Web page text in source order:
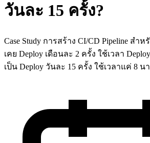
วันละ 15 ครั้ง?
Case Study การสร้าง CI/CD Pipeline ส
เคย Deploy เดือนละ 2 ครั้ง ใช้เวลา
เป็น Deploy วันละ 15 ครั้ง ใช้เวลาแค่ 8 น